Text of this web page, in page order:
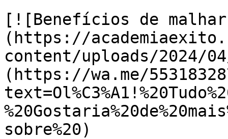
[![Benefícios de malhar
(https://
content/uploads/2024/
(https://wa.me/
sobre%20)